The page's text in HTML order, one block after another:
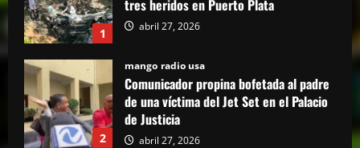
1
tres heridos en Puerto Plata
abril 27, 2026
2
mango radio usa
Comunicador propina bofetada al padre
de una víctima del Jet Set en el Palacio
de Justicia
abril 27, 2026